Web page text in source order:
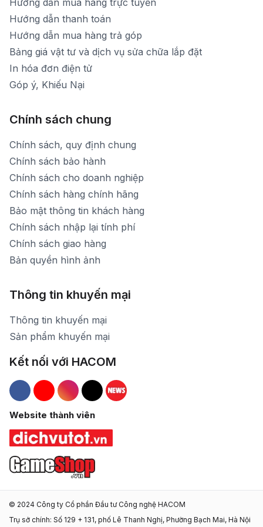
Hướng dẫn mua hàng trực tuyến
Hướng dẫn thanh toán
Hướng dẫn mua hàng trả góp
Bảng giá vật tư và dịch vụ sửa chữa lắp đặt
In hóa đơn điện tử
Góp ý, Khiếu Nại
Chính sách chung
Chính sách, quy định chung
Chính sách bảo hành
Chính sách cho doanh nghiệp
Chính sách hàng chính hãng
Bảo mật thông tin khách hàng
Chính sách nhập lại tính phí
Chính sách giao hàng
Bản quyền hình ảnh
Thông tin khuyến mại
Thông tin khuyến mại
Sản phẩm khuyến mại
Kết nối với HACOM
Hacom Facebook
Hacom YouTube
Hacom Instagram
Hacom TikTok
Website thành viên
© 2024 Công ty Cổ phần Đầu tư Công nghệ HACOM
Trụ sở chính: Số 129 + 131, phố Lê Thanh Nghị, Phường Bạch Mai, Hà Nội